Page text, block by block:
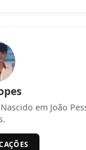
em João